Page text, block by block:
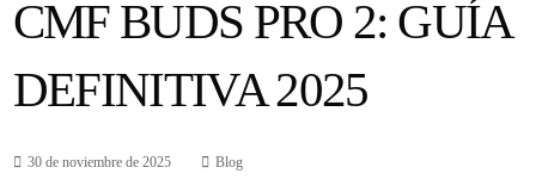
CMF BUDS PRO 2: GUÍA
DEFINITIVA 2025
30 de noviembre de 2025 Blog